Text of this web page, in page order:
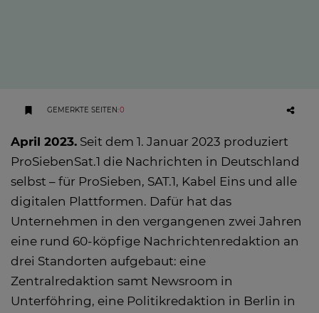
GEMERKTE SEITEN:0
April 2023. Seit dem 1. Januar 2023 produziert
ProSiebenSat.1 die Nachrichten in Deutschland
selbst – für ProSieben, SAT.1, Kabel Eins und alle
digitalen Plattformen. Dafür hat das
Unternehmen in den vergangenen zwei Jahren
eine rund 60-köpfige Nachrichtenredaktion an
drei Standorten aufgebaut: eine
Zentralredaktion samt Newsroom in
Unterföhring, eine Politikredaktion in Berlin in